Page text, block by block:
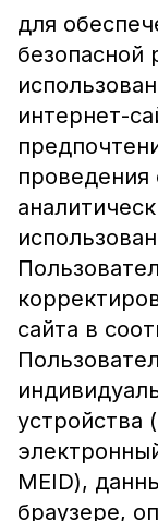
для
безопасной
интернет-
проведения
сайта в
устройства
MEID),
браузере,